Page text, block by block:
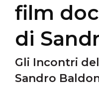
film
di
Gli Incontri
Sandro